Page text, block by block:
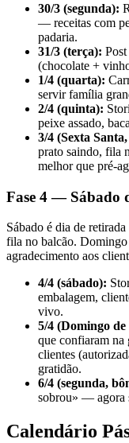
30/3 (segunda):
— receitas com
padaria.
31/3 (terça):
(chocolate +
1/4 (quarta):
servir família
2/4 (quinta):
peixe assado,
3/4 (Sexta
prato saindo, fila
melhor que pré-
Fase 4 — Sábado
Sábado é dia de
fila no balcão.
agradecimento aos
4/4 (sábado):
embalagem,
vivo.
5/4 (Domingo de
que confiaram na
clientes
gratidão.
6/4 (segunda,
sobrou» — agora
Calendário